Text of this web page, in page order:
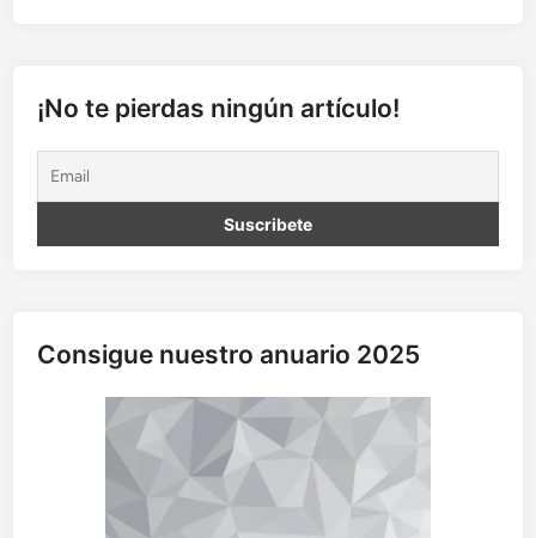
¡No te pierdas ningún artículo!
Consigue nuestro anuario 2025